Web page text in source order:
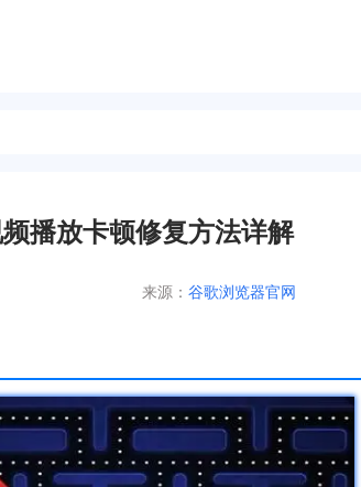
播放卡顿修复方法详解
来源： 谷歌浏览器官网